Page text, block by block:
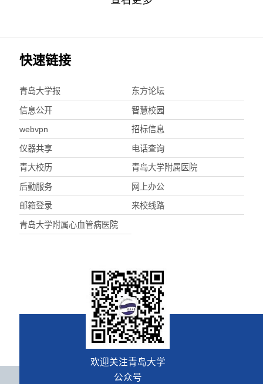
快速链接
青岛大学报 东方论坛
信息公开 智慧校园
webvpn 招标信息
仪器共享 电话查询
青大校历 青岛大学附属医院
后勤服务 网上办公
邮箱登录 来校线路
青岛大学附属心血管病医院
欢迎关注青岛大学
公众号